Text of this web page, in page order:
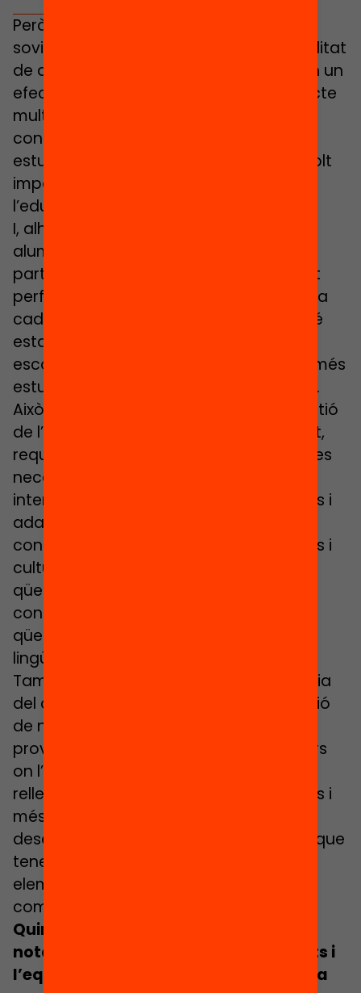
Però, a més, sabem per la recerca que
sovint quan les condicions de vulnerabilitat
de diversos alumnes s’ajunten no tenen un
efecte sumatori, sinó que tenen un efecte
multiplicador. És a dir, que ajuntar
condicions de vulnerabilitat situa els
estudiants en posicions de dificultat molt
importants en termes del que és
l’educabilitat d’aquests infants.
I, alhora, els centres que tenen més
alumnat vulnerable, a més de tenir la
particularitat que han d’atendre aquest
perfil d’estudiants, veiem que de manera
cada vegada més generalitzada també
estan en dinàmiques de segregació
escolar i, per tant, han d’atendre més i més
estudiants d’aquestes característiques.
Això, implica moltes dificultats en la gestió
de l’aula i dels aprenentatges, i, per tant,
requereixen més recursos per atendre les
necessitats diverses d’aquest alumnat,
intentar personalitzar els aprenentatges i
adaptar-los a les necessitats dels
contextos personals, socials, econòmics i
culturals d’aquests infants. Des de
qüestions del background familiar, dels
contextos familiars de l’alumnat, fins a
qüestions pràctiques com elements
lingüístics.
També hi intervé el factor de la influència
del capital cultural familiar en l’adquisició
de nous coneixements. Els alumnes que
provenen de contextos socials i familiars
on l’educació té una importància i una
rellevància en la llar, tenen més facilitats i
més avantatges per adquirir i seguir
desenvolupant tots els aprenentatges que
tenen lloc a les aules. Tots aquests
elements fan que els centres de major
complexitat necessitin més suport.
Quin seria el principal impacte que
notarien en el seu dia a dia els docents i
l’equip directiu d’un centre de màxima